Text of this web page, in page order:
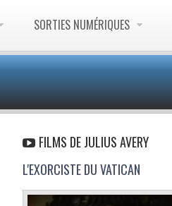
SORTIES NUMÉRIQUES
FILMS DE JULIUS AVERY
L'EXORCISTE DU VATICAN